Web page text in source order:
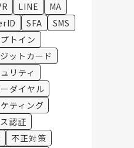
LINE
MA
SFA
SMS
トイン
ットカード
リティ
ダイヤル
ティング
認証
不正対策